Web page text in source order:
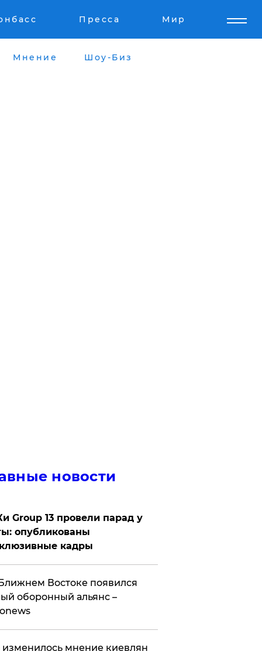
Пресса Мир
Мнение Шоу-Биз
новости
Group 13 провели парад у
опубликованы
кадры
Востоке появился
оборонный альянс –
изменилось мнение киевлян